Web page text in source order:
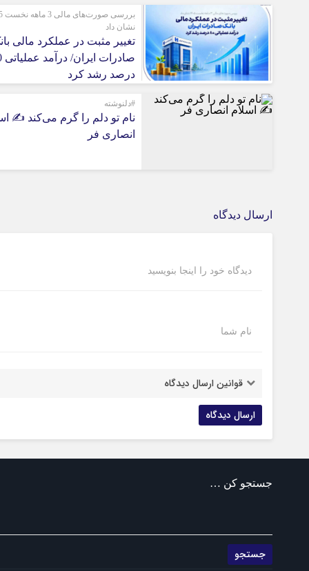
نشان داد
تغییر مثبت در عملکرد مالی
درصد رشد کرد
#دلنوشته
نام تو دلم را گرم می‌کند ✍️
انصاری فر
ارسال دیدگاه
دیدگاه خود را اینجا بنویسید
نام شما
قوانین ارسال دیدگاه
جستجو کن …